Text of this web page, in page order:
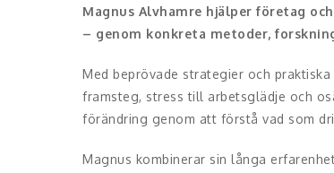
Magnus Alvhamre hjälper företag
– genom konkreta metoder,
Med beprövade strategier och
framsteg, stress till arbetsglädje och
förändring genom att förstå vad som
Magnus kombinerar sin långa